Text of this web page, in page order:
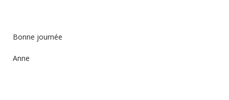
Bonne journée
Anne